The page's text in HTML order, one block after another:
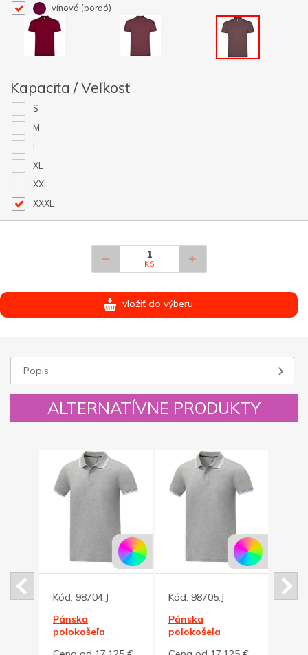
vínová (bordó)
Kapacita / Veľkosť
S
M
L
XL
XXL
XXXL
KS
vložiť do výberu
Popis
ALTERNATÍVNE PRODUKTY
Kód: 98704.J
Pánska
polokošeľa
Kód: 98705.J
Pánska
polokošeľa
Kód: